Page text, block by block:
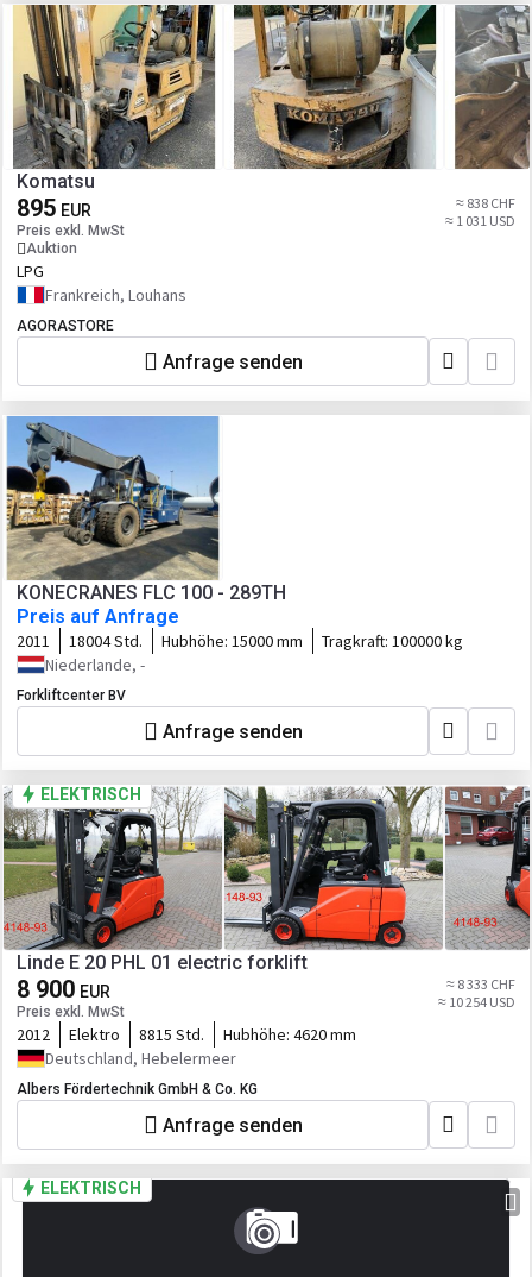
Komatsu
895 EUR
Preis exkl. MwSt
Auktion
≈ 838 CHF
≈ 1 031 USD
LPG
Frankreich, Louhans
AGORASTORE
Anfrage senden
KONECRANES FLC 100 - 289TH
Preis auf Anfrage
2011 18004 Std. Hubhöhe: 15000 mm Tragkraft: 100000 kg
Niederlande, -
Forkliftcenter BV
Anfrage senden
ELEKTRISCH
Linde E 20 PHL 01 electric forklift
8 900 EUR
Preis exkl. MwSt
≈ 8 333 CHF
≈ 10 254 USD
2012 Elektro 8815 Std. Hubhöhe: 4620 mm
Deutschland, Hebelermeer
Albers Fördertechnik GmbH & Co. KG
Anfrage senden
ELEKTRISCH